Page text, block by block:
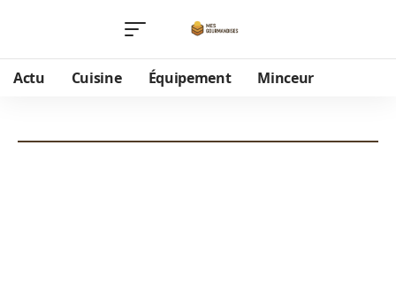
Actu Cuisine Équipement Minceur